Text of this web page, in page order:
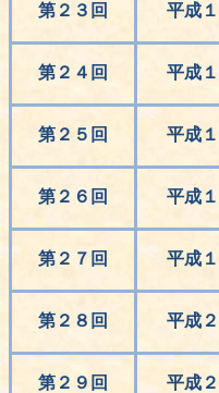
第２３回 平成
第２４回 平成
第２５回 平成
第２６回 平成
第２７回 平成
第２８回 平成
第２９回 平成